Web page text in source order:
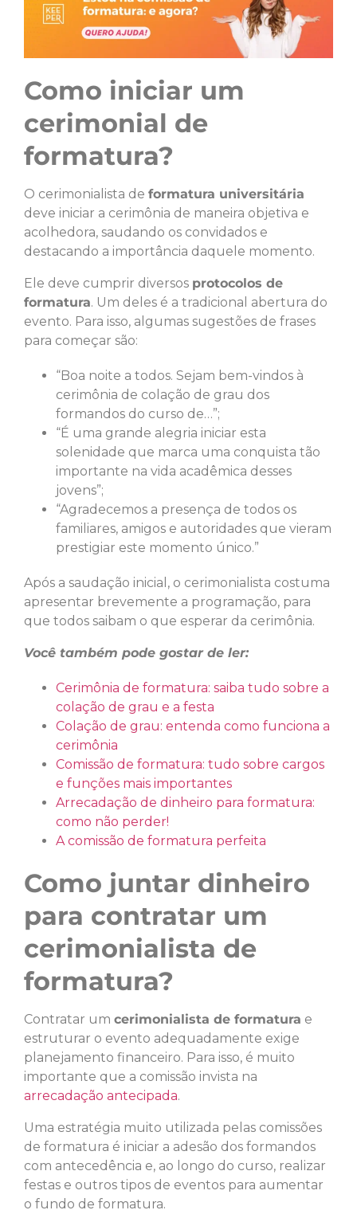
Como iniciar um
cerimonial de
formatura?
O cerimonialista de formatura universitária
deve iniciar a cerimônia de maneira objetiva e
acolhedora, saudando os convidados e
destacando a importância daquele momento.
Ele deve cumprir diversos protocolos de
formatura. Um deles é a tradicional abertura do
evento. Para isso, algumas sugestões de frases
para começar são:
“Boa noite a todos. Sejam bem-vindos à
cerimônia de colação de grau dos
formandos do curso de…”;
“É uma grande alegria iniciar esta
solenidade que marca uma conquista tão
importante na vida acadêmica desses
jovens”;
“Agradecemos a presença de todos os
familiares, amigos e autoridades que vieram
prestigiar este momento único.”
Após a saudação inicial, o cerimonialista costuma
apresentar brevemente a programação, para
que todos saibam o que esperar da cerimônia.
Você também pode gostar de ler:
Cerimônia de formatura: saiba tudo sobre a
colação de grau e a festa
Colação de grau: entenda como funciona a
cerimônia
Comissão de formatura: tudo sobre cargos
e funções mais importantes
Arrecadação de dinheiro para formatura:
como não perder!
A comissão de formatura perfeita
Como juntar dinheiro
para contratar um
cerimonialista de
formatura?
Contratar um cerimonialista de formatura e
estruturar o evento adequadamente exige
planejamento financeiro. Para isso, é muito
importante que a comissão invista na
arrecadação antecipada.
Uma estratégia muito utilizada pelas comissões
de formatura é iniciar a adesão dos formandos
com antecedência e, ao longo do curso, realizar
festas e outros tipos de eventos para aumentar
o fundo de formatura.